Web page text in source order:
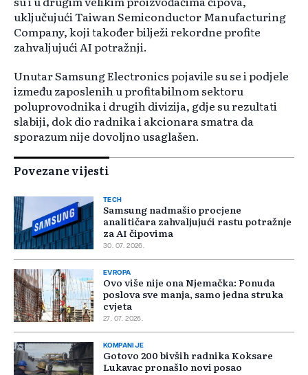
uključujući Taiwan Semiconductor Manufacturing
Company, koji također bilježi rekordne profite
zahvaljujući AI potražnji.
Unutar Samsung Electronics pojavile su se i podjele
između zaposlenih u profitabilnom sektoru
poluprovodnika i drugih divizija, gdje su rezultati
slabiji, dok dio radnika i akcionara smatra da
sporazum nije dovoljno usaglašen.
Povezane vijesti
TECH
Samsung nadmašio procjene
analitičara zahvaljujući rastu potražnje
za AI čipovima
30. 07. 2026.
EVROPA
Ovo više nije ona Njemačka: Ponuda
poslova sve manja, samo jedna struka
cvjeta
27. 07. 2026.
KOMPANIJE
Gotovo 200 bivših radnika Koksare
Lukavac pronašlo novi posao